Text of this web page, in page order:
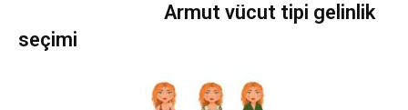
Armut vücut tipi gelinlik
seçimi